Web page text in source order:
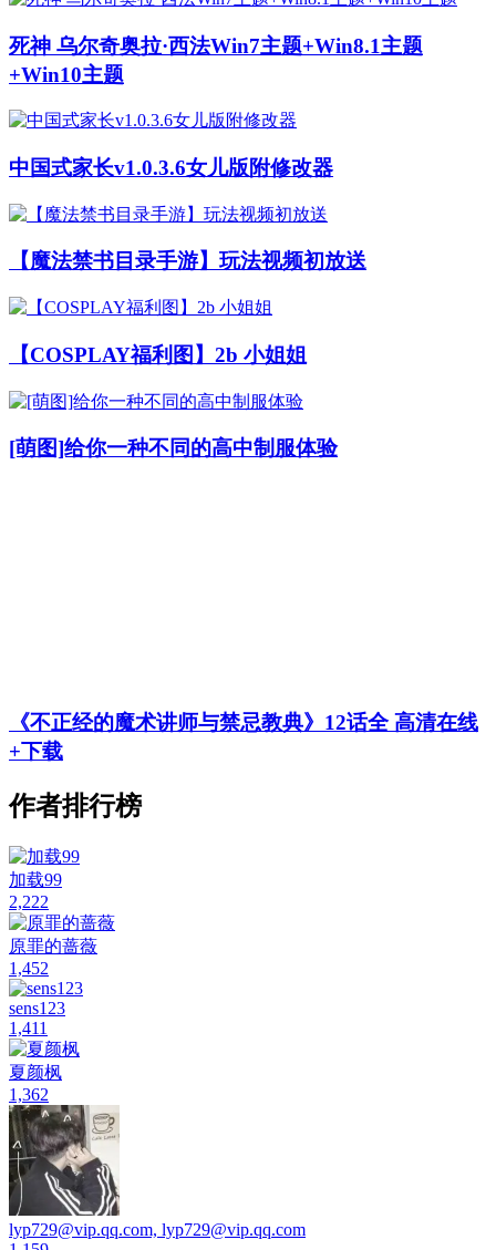
【魔法禁书目录手游】玩法视频初放送
【COSPLAY福利图】2b 小姐姐
[萌图]给你一种不同的高中制服体验
2,222
原罪的蔷薇
1,452
1,411
夏颜枫
1,362
lyp729@vip.qq.com, lyp729@vip.qq.com
1,159
ninima
1,036
冷睦纠玖
942
灵陵默守